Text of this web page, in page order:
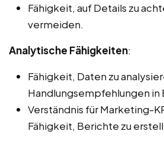
Fähigkeit, auf Details zu
vermeiden.
Analytische Fähigkeiten:
Fähigkeit, Daten zu
Handlungsempfehlungen
Verständnis für Marketing-
Fähigkeit, Berichte zu